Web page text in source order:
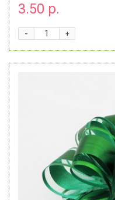
3.50 р.
+
-